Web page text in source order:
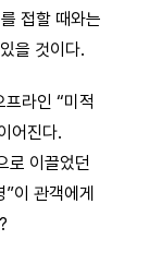
접할 때와는
을 것이다.
라인 “미적
어진다.
로 이끌었던
이 관객에게